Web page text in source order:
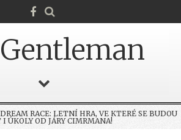
RACE: LETNÍ HRA, VE KTERÉ SE BUDOU
ÚKOLY OD JÁRY CIMRMANA!